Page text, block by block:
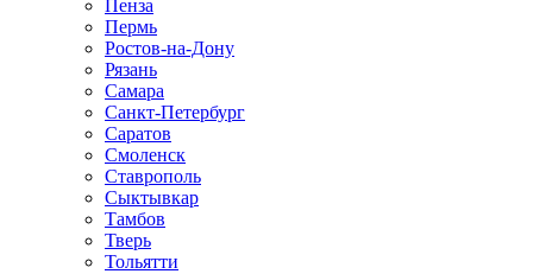
Пенза
Пермь
Ростов-на-Дону
Рязань
Самара
Санкт-Петербург
Саратов
Смоленск
Ставрополь
Сыктывкар
Тамбов
Тверь
Тольятти